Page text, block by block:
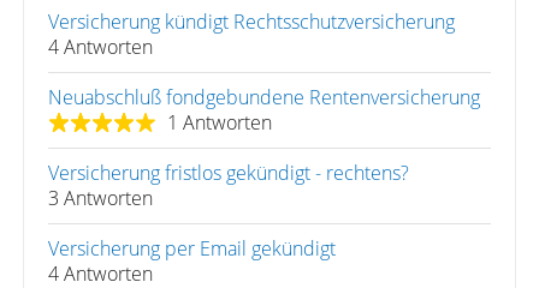
Versicherung kündigt Rechtsschutzversicherung
4 Antworten
Neuabschluß fondgebundene Rentenversicherung
1 Antworten
Versicherung fristlos gekündigt - rechtens?
3 Antworten
Versicherung per Email gekündigt
4 Antworten